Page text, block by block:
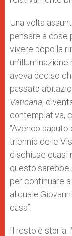
Una volta
pensare a cose
vivere dopo la
aveva deciso
passato
Vaticana,
contemplativa,
“Avendo
triennio delle
dischiuse quasi
questo
per continuare
al quale
casa”.
Il resto è storia.